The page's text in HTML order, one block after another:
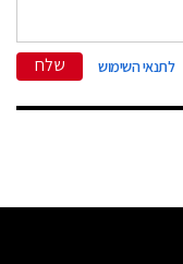
לתנאי השימוש שלח